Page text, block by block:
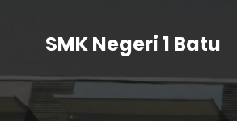
SMK Negeri 1 Batu